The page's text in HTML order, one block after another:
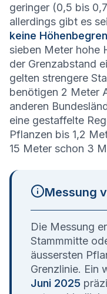
geringer (0,5 bis
allerdings gibt es
keine
sieben Meter hohe
der Grenzabstand
gelten strengere
benötigen 2 Meter
anderen
eine gestaffelte
Pflanzen bis 1,2
15 Meter schon 3
Messung
Die Messung
Stammmitte
äussersten
Grenzlinie. Ein
Juni 2025